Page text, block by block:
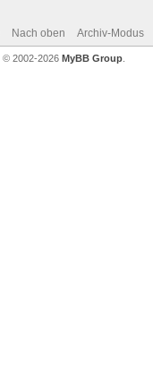
Nach oben Archiv-Modus
, © 2002-2026 MyBB Group